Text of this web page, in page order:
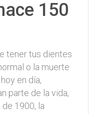
150
tener tus dientes
o la muerte
en día,
parte de la vida,
1900, la